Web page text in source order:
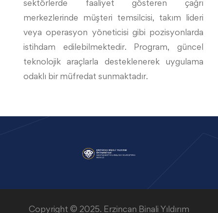
sektörlerde faaliyet gösteren çağrı
merkezlerinde müşteri temsilcisi, takım lideri
veya operasyon yöneticisi gibi pozisyonlarda
istihdam edilebilmektedir. Program, güncel
teknolojik araçlarla desteklenerek uygulama
odaklı bir müfredat sunmaktadır.
Copyright © 2025. Erzincan Binali Yıldırım